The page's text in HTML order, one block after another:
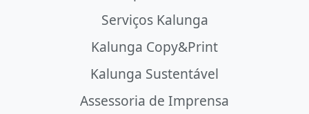
Serviços Kalunga
Kalunga Copy&Print
Kalunga Sustentável
Assessoria de Imprensa